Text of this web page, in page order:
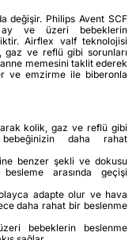
değişir. Philips Avent SCF
ve üzeri bebeklerin
Airflex valf teknolojisi
gaz ve reflü gibi sorunları
memesini taklit ederek
ve emzirme ile biberonla
kolik, gaz ve reflü gibi
daha rahat
benzer şekli ve dokusu
arasında geçişi
adapte olur ve hava
daha rahat bir beslenme
bebeklerin beslenme